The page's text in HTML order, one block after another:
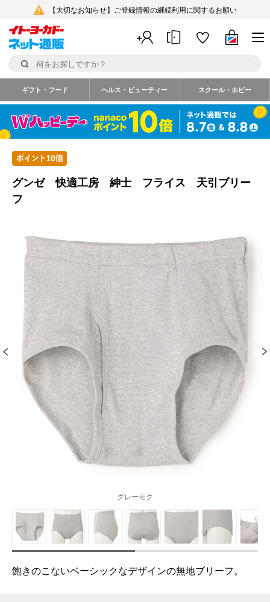
【大切なお知らせ】ご登録情報の継続利用に関するお願い
ギフト・フード ヘルス・ビューティー スクール・ホビー
グンゼ 快適工房 紳士 フライス 天引ブリー
フ
グレーモク
飽きのこないベーシックなデザインの無地ブリーフ。